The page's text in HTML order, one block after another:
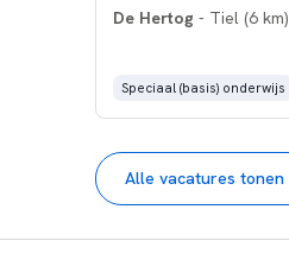
De Hertog - Tiel (6 km)
Speciaal (basis) onderwijs
Alle vacatures tonen